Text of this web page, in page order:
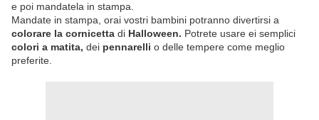
e poi mandatela in stampa.
Mandate in stampa, orai vostri bambini potranno divertirsi a
colorare la cornicetta di Halloween. Potrete usare ei semplici
colori a matita, dei pennarelli o delle tempere come meglio
preferite.